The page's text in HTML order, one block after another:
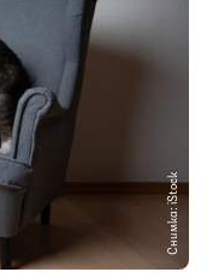
Снимка: iStock